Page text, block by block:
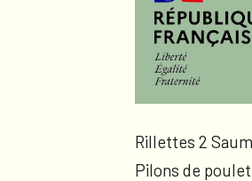
Rillettes 2
Pilons de